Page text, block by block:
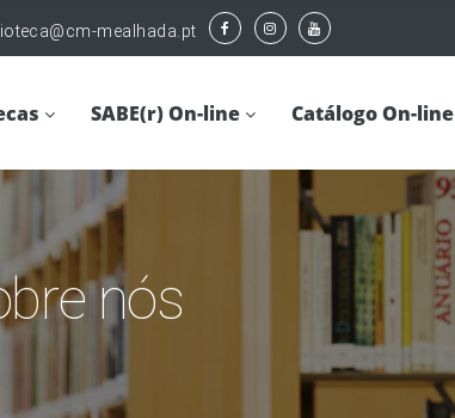
mealhada.pt
SABE(r) On-line Catálogo On-line
nós